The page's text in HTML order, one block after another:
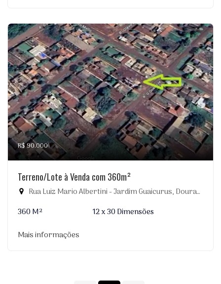
R$ 90.000
Terreno/Lote à Venda com 360m²
Rua Luiz Mario Albertini - Jardim Guaicurus, Dourados-MS
360 M²
12 x 30 Dimensões
Mais informações